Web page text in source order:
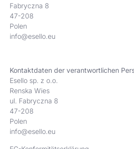
Fabryczna 8
47-208
Polen
info@esello.eu
Kontaktdaten der verantwortlichen
Esello sp. z o.o.
Renska Wies
ul. Fabryczna 8
47-208
Polen
info@esello.eu